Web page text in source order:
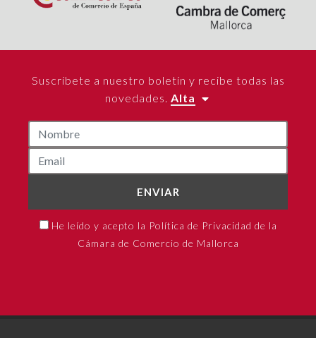
Suscríbete a nuestro boletín y recibe todas las
novedades. Alta
ENVIAR
He leído y acepto la Política de Privacidad de la
Cámara de Comercio de Mallorca